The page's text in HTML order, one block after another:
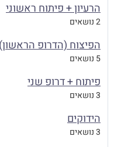
הרעיון + פיתוח ראשוני
2 נושאים
הפיצוח (הדרופ הראשון)
5 נושאים
פיתוח + דרופ שני
3 נושאים
הידוקים
3 נושאים